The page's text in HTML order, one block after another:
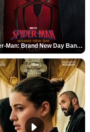
Spider-Man: Brand New Day Bande-annonce VO STFR